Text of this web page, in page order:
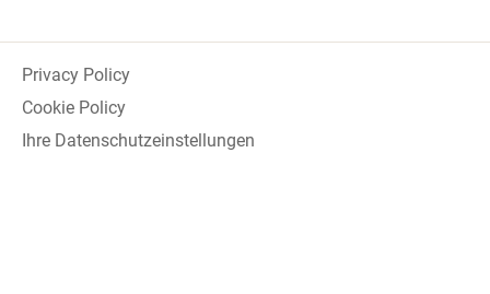
Privacy Policy
Cookie Policy
Ihre Datenschutzeinstellungen